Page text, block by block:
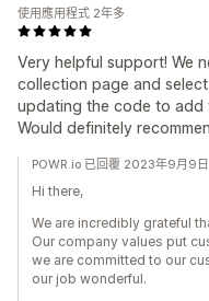
Very helpful support! We
collection page and
updating the code to add
Would definitely
使用應用程式 2年多
POWR.io 已回覆 2023年9月9日
Hi there,
We are incredibly grateful
Our company values put
we are committed to our
our job wonderful.